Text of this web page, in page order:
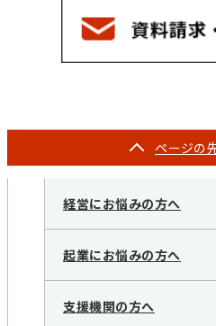
ページの
経営にお悩みの方へ
起業にお悩みの方へ
支援機関の方へ